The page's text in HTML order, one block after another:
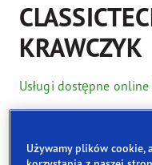
KRAWCZYK
Usługi dostępne
Dane kontaktowe
Używamy plików